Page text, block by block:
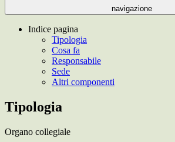
navigazione
Indice pagina
Tipologia
Cosa fa
Responsabile
Sede
Altri componenti
Tipologia
Organo collegiale